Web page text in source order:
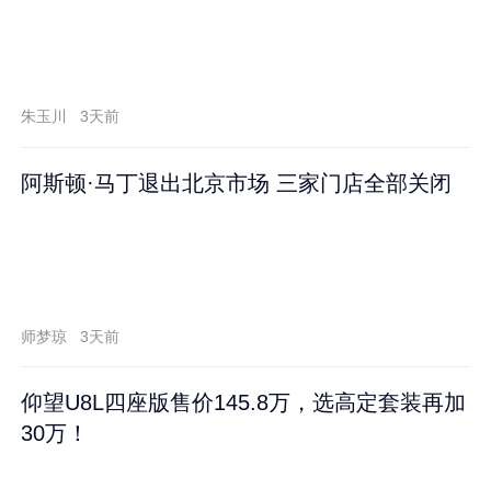
朱玉川 3天前
阿斯顿·马丁退出北京市场 三家门店全部关闭
师梦琼 3天前
仰望U8L四座版售价145.8万，选高定套装再加
30万！